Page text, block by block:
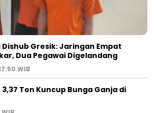
Dishub Gresik: Jaringan Empat
Dua Pegawai Digelandang
WIB
3,37 Ton Kuncup Bunga Ganja di